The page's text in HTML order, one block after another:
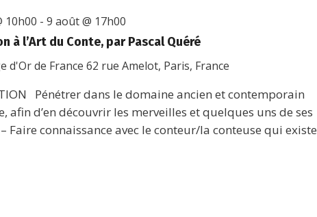
à l’Art du Conte, par Pascal Quéré
10h00 -9 août @ 17h00
d'Or de France62 rue Amelot, Paris, France
Pénétrer dans le domaine ancien et contemporain
afin d’en découvrir les merveilles et quelques uns de ses
Faire connaissance avec le conteur/la conteuse qui existe